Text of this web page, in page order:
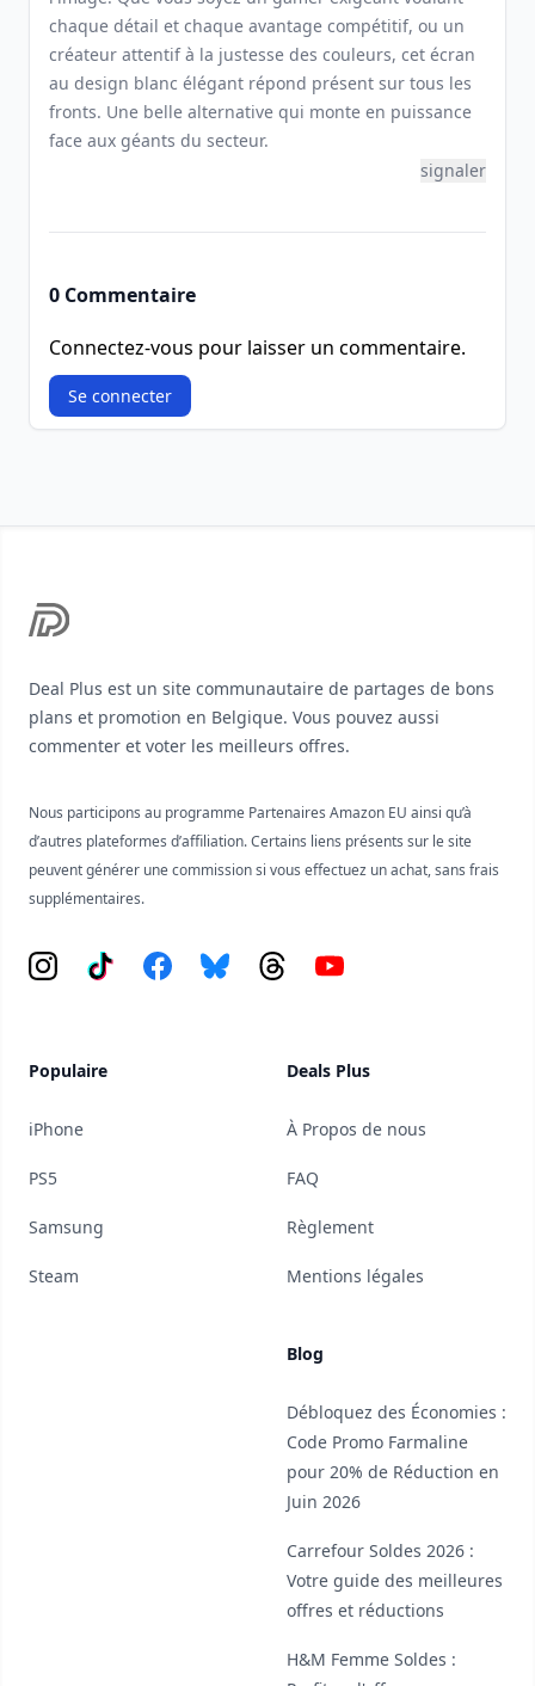
chaque détail et chaque avantage compétitif, ou un
créateur attentif à la justesse des couleurs, cet écran
au design blanc élégant répond présent sur tous les
fronts. Une belle alternative qui monte en puissance
face aux géants du secteur.
signaler
0 Commentaire
Connectez-vous pour laisser un commentaire.
Se connecter
Deal Plus est un site communautaire de partages de bons
plans et promotion en Belgique. Vous pouvez aussi
commenter et voter les meilleurs offres.
Nous participons au programme Partenaires Amazon EU ainsi qu’à
d’autres plateformes d’affiliation. Certains liens présents sur le site
peuvent générer une commission si vous effectuez un achat, sans frais
supplémentaires.
Instagram
Tiktok FacebookBlueskyThreadsYouTube
Populaire
iPhone
PS5
Samsung
Steam
Deals Plus
À Propos de nous
FAQ
Règlement
Mentions légales
Blog
Débloquez des Économies :
Code Promo Farmaline
pour 20% de Réduction en
Juin 2026
Carrefour Soldes 2026 :
Votre guide des meilleures
offres et réductions
H&M Femme Soldes :